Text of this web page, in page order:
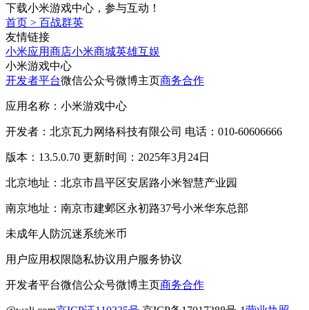
下载小米游戏中心，参与互动！
首页 > 百战群英
友情链接
小米应用商店小米商城英雄互娱
小米游戏中心
开发者平台微信公众号微博主页商务合作
应用名称：小米游戏中心
开发者：北京瓦力网络科技有限公司 电话：010-60606666
版本：13.5.0.70 更新时间：2025年3月24日
北京地址：北京市昌平区安居路小米智慧产业园
南京地址：南京市建邺区永初路37号小米华东总部
未成年人防沉迷系统米币
用户应用权限隐私协议用户服务协议
开发者平台微信公众号微博主页商务合作